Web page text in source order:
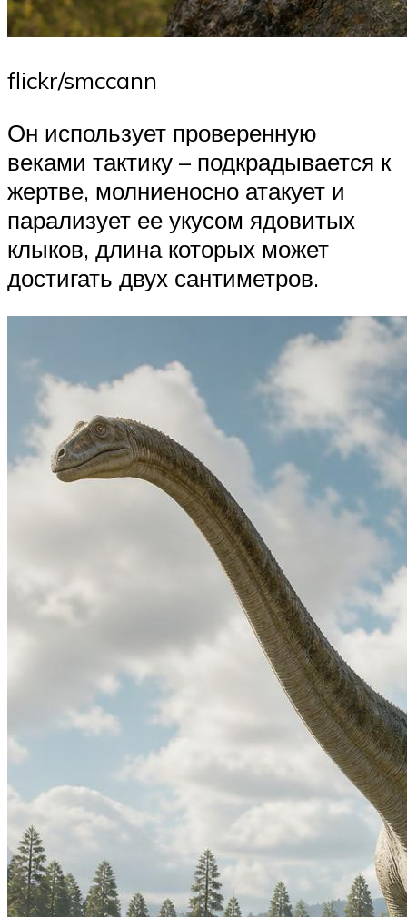
flickr/smccann
Он использует проверенную
веками тактику – подкрадывается к
жертве, молниеносно атакует и
парализует ее укусом ядовитых
клыков, длина которых может
достигать двух сантиметров.